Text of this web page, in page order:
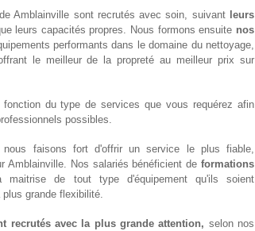
Amblainville sont recrutés avec soin, suivant leurs
leurs capacités propres. Nous formons ensuite nos
performants dans le domaine du nettoyage,
le meilleur de la propreté au meilleur prix sur
du type de services que vous requérez afin
possibles.
faisons fort d'offrir un service le plus fiable,
Amblainville. Nos salariés bénéficient de formations
maitrise de tout type d'équipement qu'ils soient
grande flexibilité.
recrutés avec la plus grande attention, selon nos